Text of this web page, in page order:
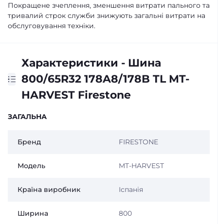
Покращене зчеплення, зменшення витрати пального та
тривалий строк служби знижують загальні витрати на
обслуговування техніки.
Характеристики - Шина
800/65R32 178A8/178B TL MT-
HARVEST Firestone
ЗАГАЛЬНА
Бренд FIRESTONE
Модель MT-HARVEST
Країна виробник Іспанія
Ширина 800